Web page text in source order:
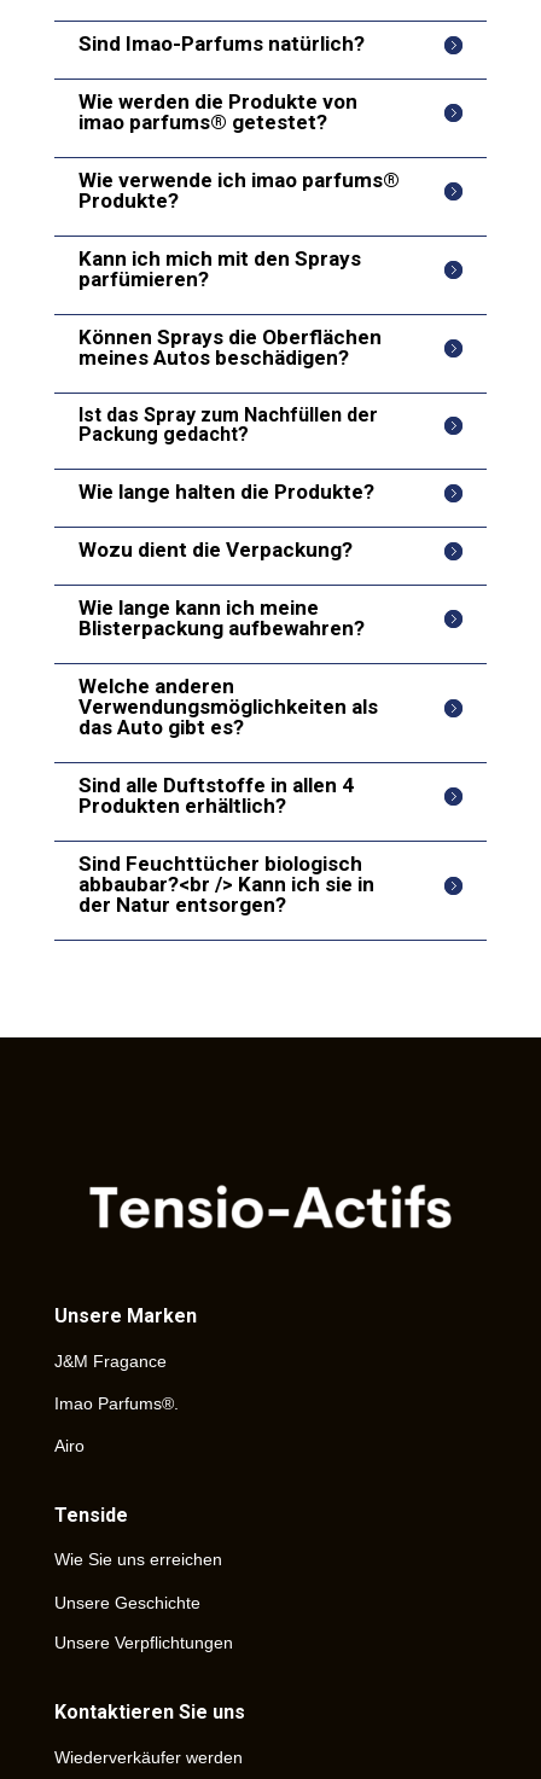
Sind Imao-Parfums natürlich?
Wie werden die Produkte von
imao parfums® getestet?
Wie verwende ich imao parfums®
Produkte?
Kann ich mich mit den Sprays
parfümieren?
Können Sprays die Oberflächen
meines Autos beschädigen?
Ist das Spray zum Nachfüllen der
Packung gedacht?
Wie lange halten die Produkte?
Wozu dient die Verpackung?
Wie lange kann ich meine
Blisterpackung aufbewahren?
Welche anderen
Verwendungsmöglichkeiten als
das Auto gibt es?
Sind alle Duftstoffe in allen 4
Produkten erhältlich?
Sind Feuchttücher biologisch
abbaubar?<br /> Kann ich sie in
der Natur entsorgen?
Unsere Marken
J&M Fragance
Imao Parfums®.
Airo
Tenside
Wie Sie uns erreichen
Unsere Geschichte
Unsere Verpflichtungen
Kontaktieren Sie uns
Wiederverkäufer werden